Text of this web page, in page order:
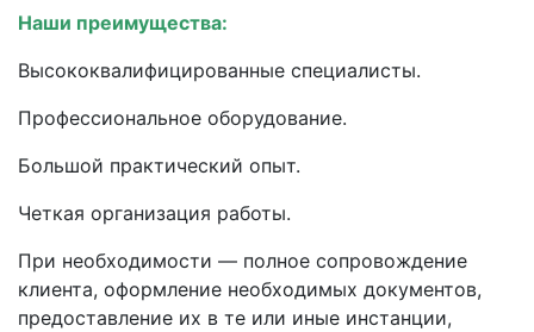
Наши преимущества:
Высококвалифицированные специалисты.
Профессиональное оборудование.
Большой практический опыт.
Четкая организация работы.
При необходимости — полное сопровождение
клиента, оформление необходимых документов,
предоставление их в те или иные инстанции,